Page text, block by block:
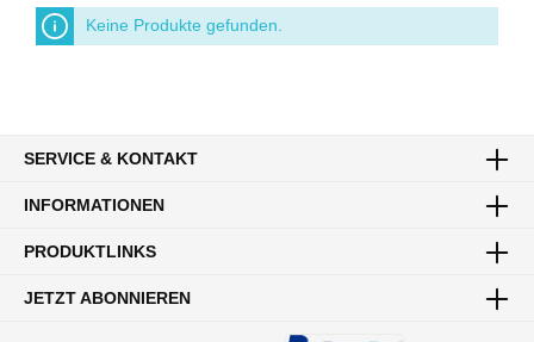
Keine Produkte gefunden.
SERVICE & KONTAKT
INFORMATIONEN
PRODUKTLINKS
JETZT ABONNIEREN